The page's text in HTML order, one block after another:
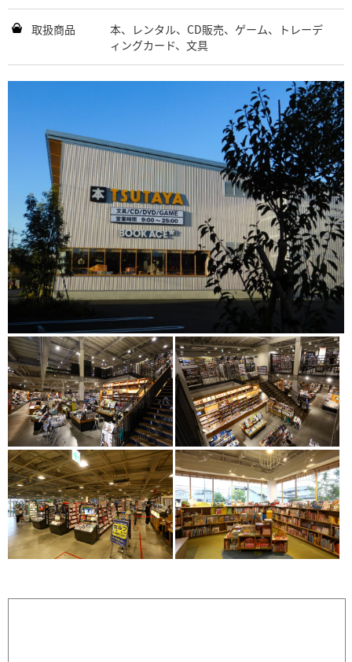
取扱商品
本、レンタル、CD販売、ゲーム、トレーデ
ィングカード、文具